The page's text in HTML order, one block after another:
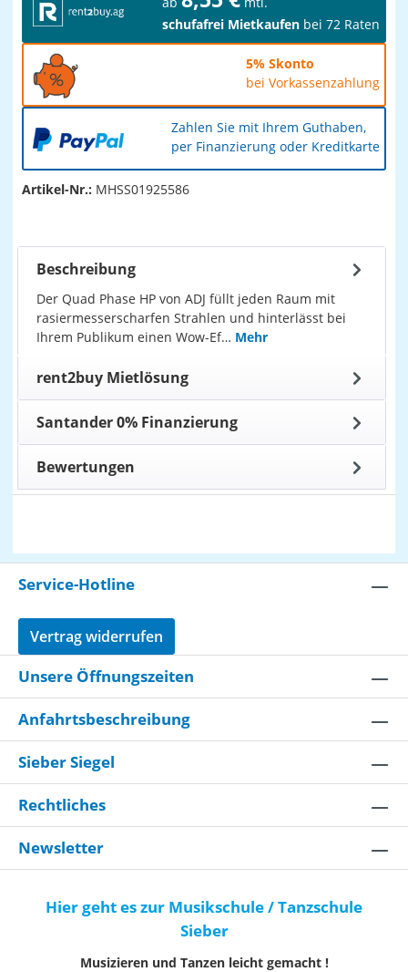
schufafrei Mietkaufen bei 72 Raten
5% Skonto
bei Vorkassenzahlung
Zahlen Sie mit Ihrem Guthaben,
per Finanzierung oder Kreditkarte
Artikel-Nr.: MHSS01925586
Beschreibung
Der Quad Phase HP von ADJ füllt jeden Raum mit
rasiermesserscharfen Strahlen und hinterlässt bei
Ihrem Publikum einen Wow-Ef… Mehr
rent2buy Mietlösung
Santander 0% Finanzierung
Bewertungen
Service-Hotline
Vertrag widerrufen
Unsere Öffnungszeiten
Anfahrtsbeschreibung
Sieber Siegel
Rechtliches
Newsletter
Hier geht es zur Musikschule / Tanzschule
Sieber
Musizieren und Tanzen leicht gemacht !